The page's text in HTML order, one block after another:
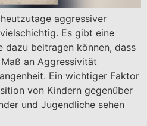
aggressiver
Es gibt eine
dazu beitragen können, dass
an Aggressivität
Ein wichtiger Faktor
von Kindern gegenüber
und Jugendliche sehen